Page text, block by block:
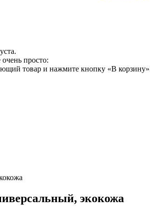
просто:
товар и нажмите кнопку «В
экокожа